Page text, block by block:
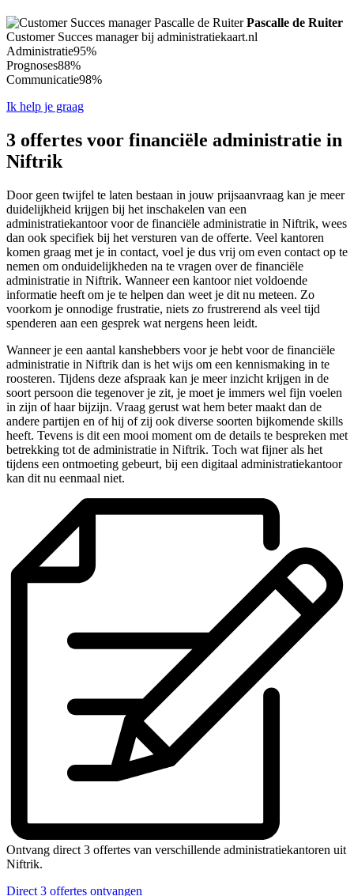
Pascalle de Ruiter
Customer Succes manager bij administratiekaart.nl
Administratie95%
Prognoses88%
Communicatie98%
Ik help je graag
3 offertes voor financiële administratie in
Niftrik
Door geen twijfel te laten bestaan in jouw prijsaanvraag kan je meer
duidelijkheid krijgen bij het inschakelen van een
administratiekantoor voor de financiële administratie in Niftrik, wees
dan ook specifiek bij het versturen van de offerte. Veel kantoren
komen graag met je in contact, voel je dus vrij om even contact op te
nemen om onduidelijkheden na te vragen over de financiële
administratie in Niftrik. Wanneer een kantoor niet voldoende
informatie heeft om je te helpen dan weet je dit nu meteen. Zo
voorkom je onnodige frustratie, niets zo frustrerend als veel tijd
spenderen aan een gesprek wat nergens heen leidt.
Wanneer je een aantal kanshebbers voor je hebt voor de financiële
administratie in Niftrik dan is het wijs om een kennismaking in te
roosteren. Tijdens deze afspraak kan je meer inzicht krijgen in de
soort persoon die tegenover je zit, je moet je immers wel fijn voelen
in zijn of haar bijzijn. Vraag gerust wat hem beter maakt dan de
andere partijen en of hij of zij ook diverse soorten bijkomende skills
heeft. Tevens is dit een mooi moment om de details te bespreken met
betrekking tot de administratie in Niftrik. Toch wat fijner als het
tijdens een ontmoeting gebeurt, bij een digitaal administratiekantoor
kan dit nu eenmaal niet.
Ontvang direct 3 offertes van verschillende administratiekantoren uit
Niftrik.
Direct 3 offertes ontvangen